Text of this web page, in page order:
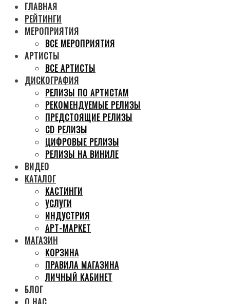
ГЛАВНАЯ
РЕЙТИНГИ
МЕРОПРИЯТИЯ
ВСЕ МЕРОПРИЯТИЯ
АРТИСТЫ
ВСЕ АРТИСТЫ
ДИСКОГРАФИЯ
РЕЛИЗЫ ПО АРТИСТАМ
РЕКОМЕНДУЕМЫЕ РЕЛИЗЫ
ПРЕДСТОЯЩИЕ РЕЛИЗЫ
CD РЕЛИЗЫ
ЦИФРОВЫЕ РЕЛИЗЫ
РЕЛИЗЫ НА ВИНИЛЕ
ВИДЕО
КАТАЛОГ
КАСТИНГИ
УСЛУГИ
ИНДУСТРИЯ
АРТ-МАРКЕТ
МАГАЗИН
КОРЗИНА
ПРАВИЛА МАГАЗИНА
ЛИЧНЫЙ КАБИНЕТ
БЛОГ